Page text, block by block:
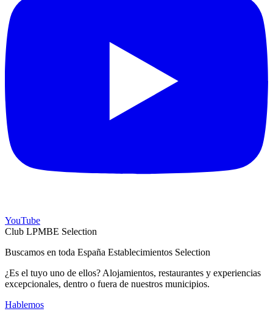
YouTube
Club LPMBE Selection
Buscamos en toda España Establecimientos Selection
¿Es el tuyo uno de ellos? Alojamientos, restaurantes y experiencias
excepcionales, dentro o fuera de nuestros municipios.
Hablemos